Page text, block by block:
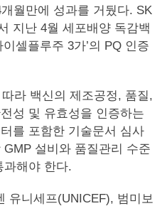
월만에 성과를 거뒀다. SK
지난 4월 세포배양 독감백
셀플루주 3가’의 PQ 인증
라 백신의 제조공정, 품질,
성 및 유효성을 인증하는
를 포함한 기술문서 심사
설비와 품질관리 수준
과해야 한다.
유니세프(UNICEF), 범미보